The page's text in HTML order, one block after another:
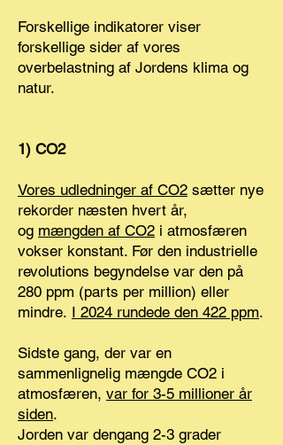
Forskellige indikatorer viser
forskellige sider af vores
overbelastning af Jordens klima og
natur.
1) CO2
Vores udledninger af CO2 sætter nye
rekorder næsten hvert år,
og mængden af CO2 i atmosfæren
vokser konstant. Før den industrielle
revolutions begyndelse var den på
280 ppm (parts per million) eller
mindre. I 2024 rundede den 422 ppm.
Sidste gang, der var en
sammenlignelig mængde CO2 i
atmosfæren, var for 3-5 millioner år
siden.
Jorden var dengang 2-3 grader